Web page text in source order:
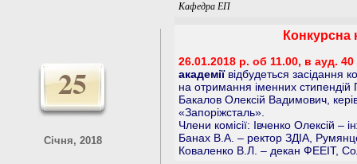
Кафедра ЕП
25
Січня, 2018
Конкурсна
26.01.2018 р. об 11.00, в ауд. 40
академіївідбудеться засідання
на отримання іменних стипендій
Бакалов Олексій Вадимович,
«Запоріжсталь».
Члени комісії: Івченко Олексій –
Банах В.А. – ректор ЗДІА,
Коваленко В.Л. – декан ФЕЕІТ,